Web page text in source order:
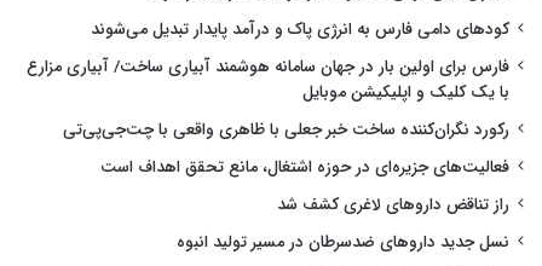
کودهای دامی فارس به انرژی پاک و درآمد پایدار تبدیل می‌شوند
فارس برای اولین بار در جهان سامانه هوشمند آبیاری ساخت/ آبیاری مزارع
با یک کلیک و اپلیکیشن موبایل
رکورد نگران‌کننده ساخت خبر جعلی با ظاهری واقعی با چت‌جی‌پی‌تی
فعالیت‌های جزیره‌ای در حوزه اشتغال، مانع تحقق اهداف است
راز تناقض داروهای لاغری کشف شد
نسل جدید داروهای ضدسرطان در مسیر تولید انبوه